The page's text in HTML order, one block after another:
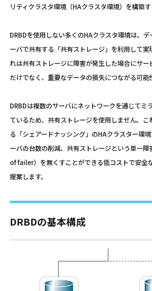
リティクラスタ環境（HAクラスタ環境）を構築す
DRBDを使用しない多くのHAクラスタ環境は、
ーバで共有する「共有ストレージ」を利用して実
れは共有ストレージに障害が発生した場合にサー
だけでなく、重要なデータの損失につながる可能
DRBDは複数のサーバにネットワークを通じてミ
ているため、共有ストレージを使用しません。こ
る「シェアードナッシング」のHAクラスター環
ーバの台数の削減、共有ストレージという単一
of failer）を無くすことができる低コストで安全
提案します。
DRBDの基本構成